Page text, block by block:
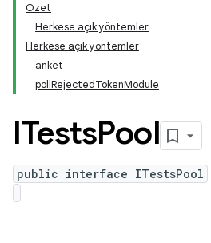
Özet
Herkese açık yöntemler
Herkese açık yöntemler
anket
pollRejectedTokenModule
ITestsPool
public interface ITestsPool